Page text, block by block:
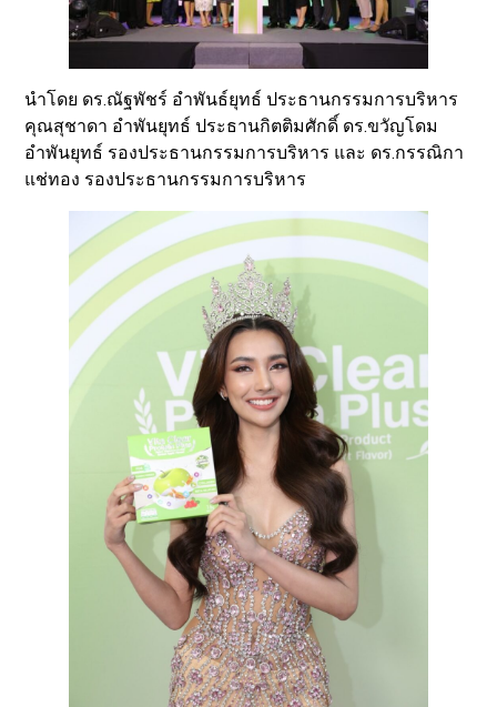
นำโดย ดร.ณัฐพัชร์ อำพันธ์ยุทธ์ ประธานกรรมการบริหาร
คุณสุชาดา อำพันยุทธ์ ประธานกิตติมศักดิ์ ดร.ขวัญโดม
อำพันยุทธ์ รองประธานกรรมการบริหาร และ ดร.กรรณิกา
แช่ทอง รองประธานกรรมการบริหาร